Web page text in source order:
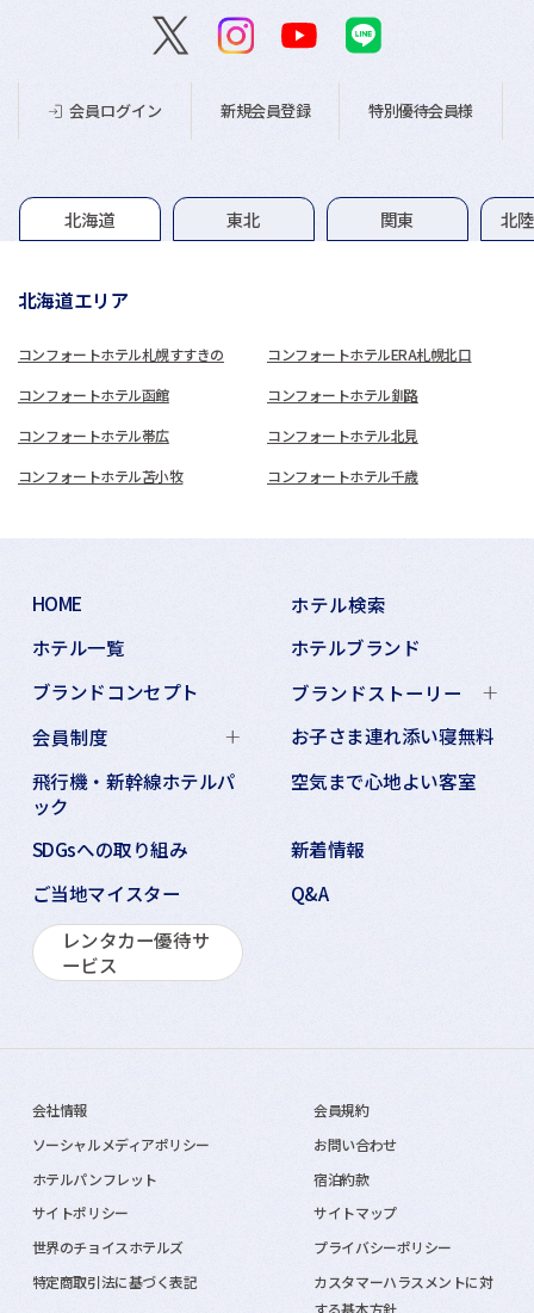
会員ログイン 新規会員登録 特別優待会員様
グループホテル一覧
北海道 東北 関東 北
北海道エリア
コンフォートホテル札幌すすきの コンフォートホテルERA札幌北口
コンフォートホテル函館 コンフォートホテル釧路
コンフォートホテル帯広 コンフォートホテル北見
コンフォートホテル苫小牧 コンフォートホテル千歳
HOME
ホテル検索
ホテル一覧
ホテルブランド
ブランドコンセプト
ブランドストーリー
会員制度
お子さま連れ添い寝無料
飛行機・新幹線ホテルパ
ック
空気まで心地よい客室
SDGsへの取り組み
新着情報
ご当地マイスター
Q&A
レンタカー優待サ
ービス
会社情報
会員規約
ソーシャルメディアポリシー
お問い合わせ
ホテルパンフレット
宿泊約款
サイトポリシー
サイトマップ
世界のチョイスホテルズ
プライバシーポリシー
特定商取引法に基づく表記
カスタマーハラスメントに対